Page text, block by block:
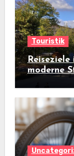
Touristik
Reiseziele
moderne